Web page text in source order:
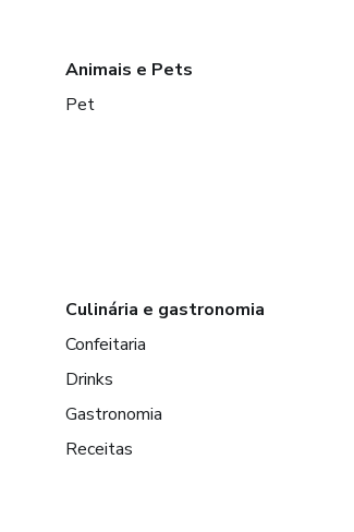
Animais e Pets
Pet
Culinária e gastronomia
Confeitaria
Drinks
Gastronomia
Receitas